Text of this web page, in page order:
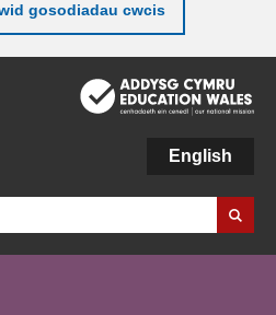
gosodiadau cwcis
English